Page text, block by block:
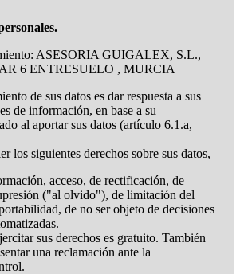
ASESORIA GUIGALEX, S.L.,
6 ENTRESUELO , MURCIA
de sus datos es dar respuesta a sus
de información, en base a su
al aportar sus datos (artículo 6.1.a,
los siguientes derechos sobre sus datos,
acceso, de rectificación, de
("al olvido"), de limitación del
de no ser objeto de decisiones
sus derechos es gratuito. También
una reclamación ante la